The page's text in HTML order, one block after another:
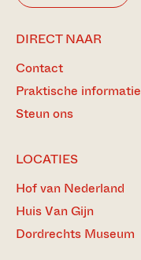
DIRECT NAAR
Contact
Praktische informatie
Steun ons
LOCATIES
Hof van Nederland
Huis Van Gijn
Dordrechts Museum